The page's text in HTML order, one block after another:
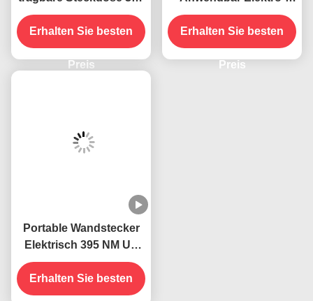
Mückenbekämpfungslampe
Nachhaltige und
effektive
Insektenbekämpfung
Erhalten Sie besten
Preis
UV-Mückenschutzlampe
Feststand Hochwirksam
Erhalten Sie besten
Preis
Portable Wandstecker
Elektrisch 395 NM UV
Mückenbekämpfungslampe
Fliegende
Insektenfänger Killer
Erhalten Sie besten
Preis